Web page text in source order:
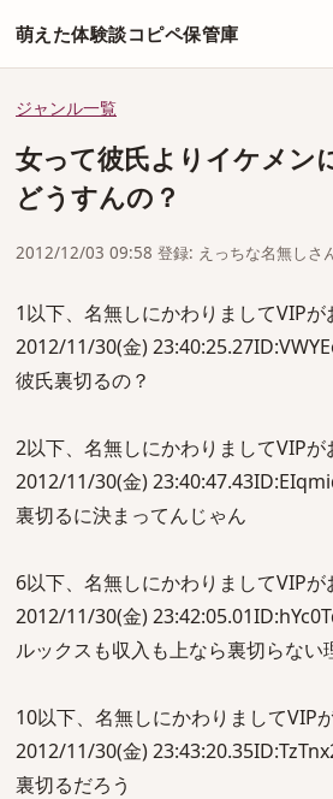
萌えた体験談コピペ保管庫
ジャンル一覧
女って彼氏よりイケメン
どうすんの？
2012/12/03 09:58 登録: えっちな名無しさ
1以下、名無しにかわりましてVIPが
2012/11/30(金)
彼氏裏切るの？
2以下、名無しにかわりましてVIPが
2012/11/30(金)
裏切るに決まってんじゃん
6以下、名無しにかわりましてVIPが
2012/11/30(金)
ルックスも収入も上なら裏切らない
10以下、名無しにかわりましてVIP
2012/11/30(金)
裏切るだろう